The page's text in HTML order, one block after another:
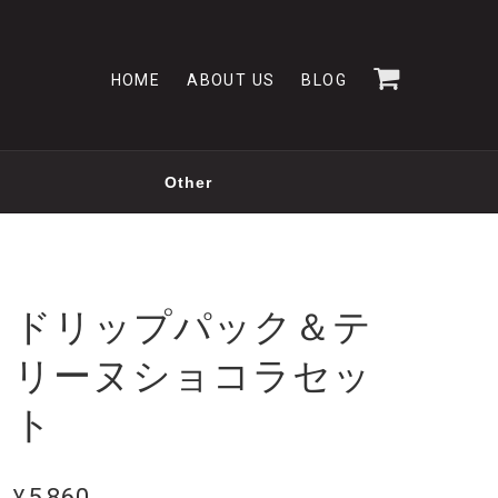
HOME ABOUT US BLOG
Other
ドリップパック＆テ
リーヌショコラセッ
ト